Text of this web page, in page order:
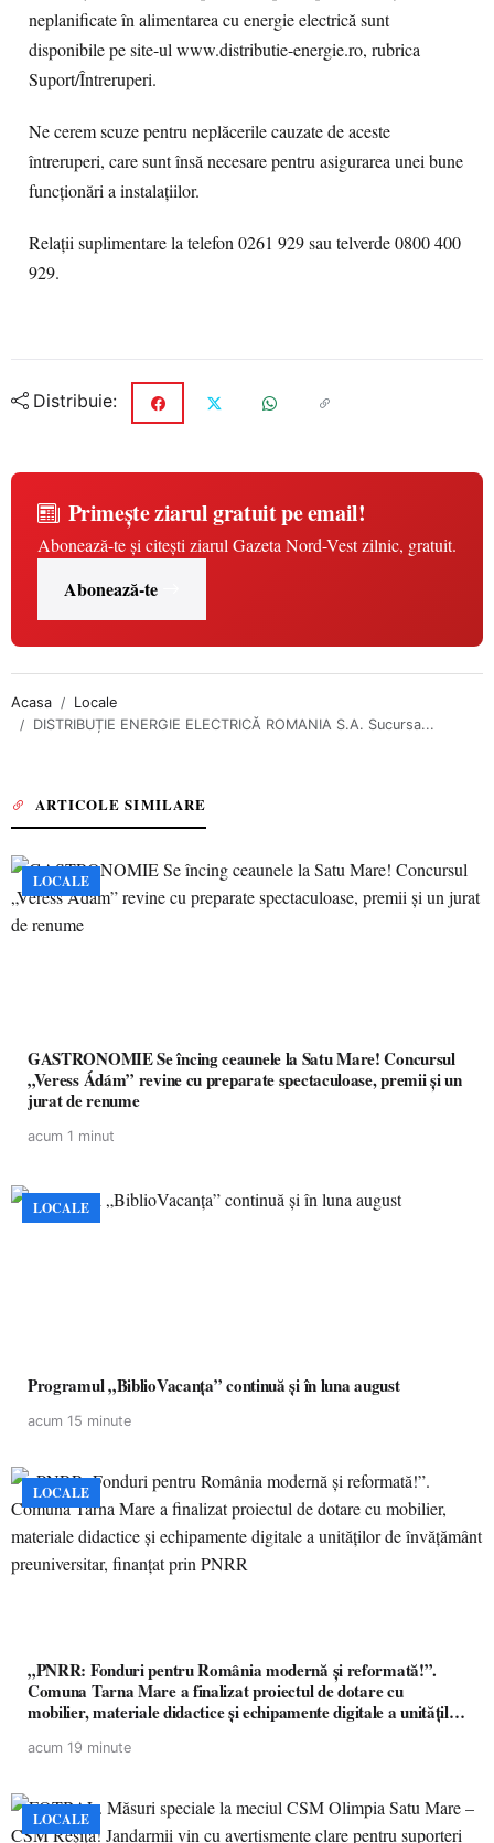
neplanificate în alimentarea cu energie electrică sunt
disponibile pe site-ul www.distributie-energie.ro, rubrica
Suport/Întreruperi.
Ne cerem scuze pentru neplăcerile cauzate de aceste
întreruperi, care sunt însă necesare pentru asigurarea unei bune
funcţionări a instalaţiilor.
Relații suplimentare la telefon 0261 929 sau telverde 0800 400
929.
Distribuie:
Primește ziarul gratuit pe email!
Abonează-te și citești ziarul Gazeta Nord-Vest zilnic, gratuit.
Abonează-te
Acasa
Locale
DISTRIBUȚIE ENERGIE ELECTRICĂ ROMANIA S.A. Sucursa...
ARTICOLE SIMILARE
LOCALE
GASTRONOMIE Se încing ceaunele la Satu Mare! Concursul
„Veress Ádám” revine cu preparate spectaculoase, premii și un
jurat de renume
acum 1 minut
LOCALE
Programul „BiblioVacanța” continuă și în luna august
acum 15 minute
LOCALE
„PNRR: Fonduri pentru România modernă și reformată!”.
Comuna Tarna Mare a finalizat proiectul de dotare cu
mobilier, materiale didactice și echipamente digitale a unităților
acum 19 minute
LOCALE